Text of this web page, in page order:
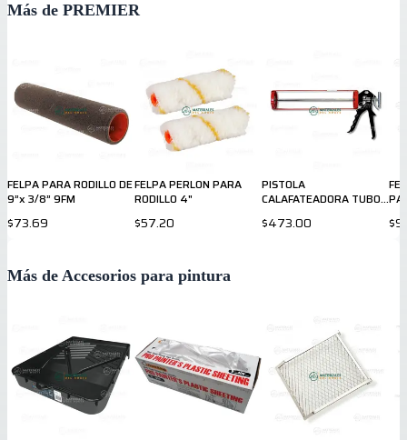
Más de PREMIER
FELPA PARA RODILLO DE
9”x 3/8” 9FM
$73.69
FELPA PERLON PARA
RODILLO 4"
$57.20
PISTOLA
CALAFATEADORA TUBO
$473.00
Más de Accesorios para pintura